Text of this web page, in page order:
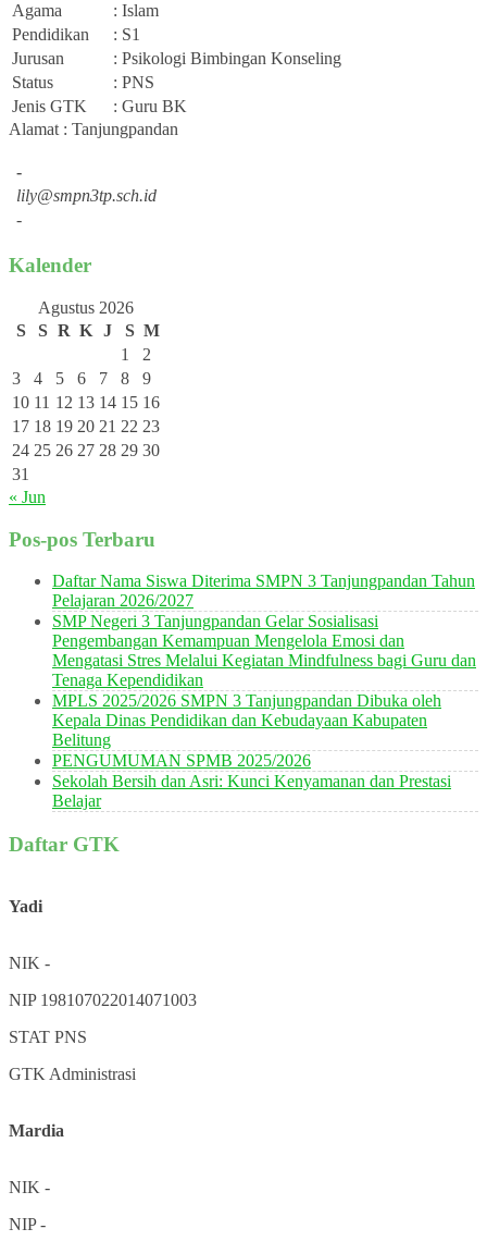
Agama
: Islam
Pendidikan
: S1
Jurusan
: Psikologi Bimbingan Konseling
Status
: PNS
Jenis GTK
: Guru BK
Alamat : Tanjungpandan
-
lily@smpn3tp.sch.id
-
Kalender
Agustus 2026
S
S R K J S M
1
2
3
4 5 6 7 8
9
10 11 12 13 14 15 16
17 18 19 20 21 22 23
24 25 26 27 28 29 30
31
« Jun
Pos-pos Terbaru
Daftar Nama Siswa Diterima SMPN 3 Tanjungpandan Tahun
Pelajaran 2026/2027
SMP Negeri 3 Tanjungpandan Gelar Sosialisasi
Pengembangan Kemampuan Mengelola Emosi dan
Mengatasi Stres Melalui Kegiatan Mindfulness bagi Guru dan
Tenaga Kependidikan
MPLS 2025/2026 SMPN 3 Tanjungpandan Dibuka oleh
Kepala Dinas Pendidikan dan Kebudayaan Kabupaten
Belitung
PENGUMUMAN SPMB 2025/2026
Sekolah Bersih dan Asri: Kunci Kenyamanan dan Prestasi
Belajar
Daftar GTK
Yadi
NIK -
NIP 198107022014071003
STAT PNS
GTK Administrasi
Mardia
NIK -
NIP-